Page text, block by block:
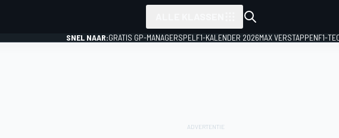
SNEL NAAR:GRATIS GP-MANAGERSPEL F1-KALENDER 2026MAX VERSTAPPENF1-